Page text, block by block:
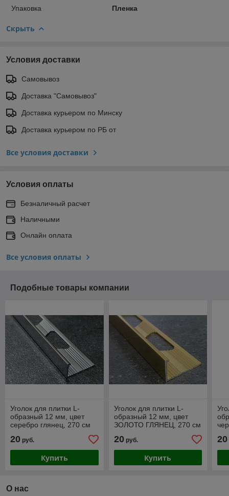
Упаковка Пленка
Скрыть
Условия доставки
Самовывоз
Доставка "Самовывоз"
Доставка курьером по Минску
Доставка курьером по РБ от
Все условия доставки
Условия оплаты
Безналичный расчет
Наличными
Онлайн оплата
Все условия оплаты
Подобные товары компании
Уголок для плитки L-
образный 12 мм, цвет
серебро глянец, 270 см
20 руб.
Купить
Уголок для плитки L-
образный 12 мм, цвет
ЗОЛОТО ГЛЯНЕЦ, 270 см
20руб.
Купить
20
О нас